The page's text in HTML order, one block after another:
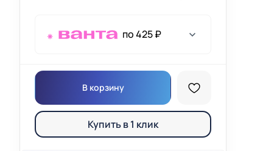
по 425 ₽
В корзину
Купить в 1 клик